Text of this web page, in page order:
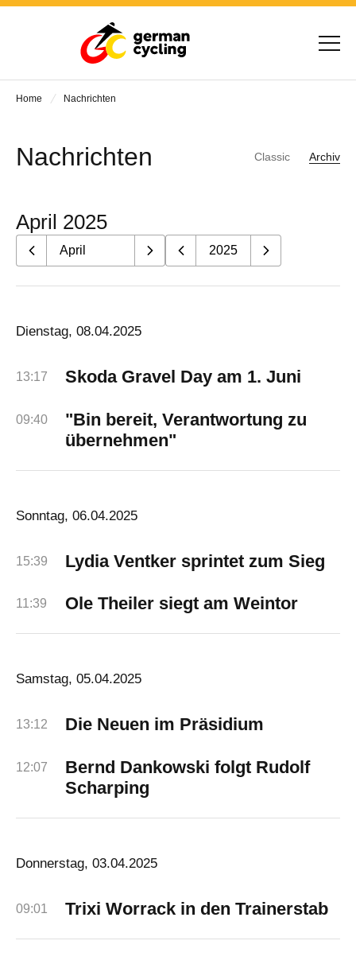
Home Nachrichten
Nachrichten Classic Archiv
April 2025
Dienstag, 08.04.2025
13:17 Skoda Gravel Day am 1. Juni
09:40
"Bin bereit, Verantwortung zu
übernehmen"
Sonntag, 06.04.2025
15:39 Lydia Ventker sprintet zum Sieg
11:39 Ole Theiler siegt am Weintor
Samstag, 05.04.2025
13:12 Die Neuen im Präsidium
12:07
Bernd Dankowski folgt Rudolf
Scharping
Donnerstag, 03.04.2025
09:01 Trixi Worrack in den Trainerstab